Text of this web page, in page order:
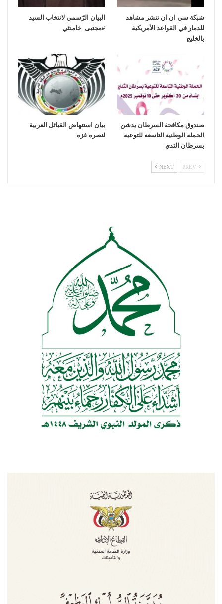
شبكة سي ان ان تنشر مشاهد
للدمار في القواعد الأمريكية
بالخليج
‏البيان الرّسمي لانتخاب السيد
صندوق مكافحة السرطان يدشن
الحملة الوطنية التاسعة للتوعية
بسرطان الثدي
بيان استنهاض القبائل العربية
لنصرة غزة
NEXT